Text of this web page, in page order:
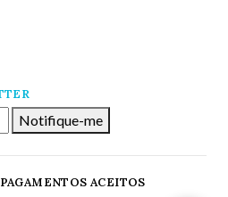
Notifique-me
ACEITOS